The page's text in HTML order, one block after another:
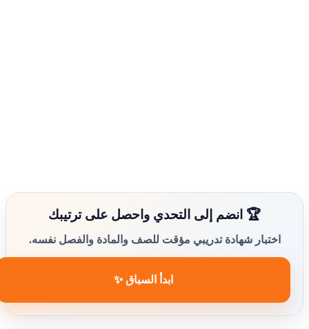
🏆 انضم إلى التحدي واحصل على ترتيبك
اختبار شهادة تدريبي مؤقت للصف والمادة والفصل نفسه.
ابدأ السباق ✨